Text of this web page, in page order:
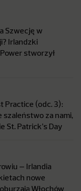
Szwecję w
Irlandzki
stworzył
Practice (odc. 3):
szaleństwo za nami,
St. Patrick’s Day
– Irlandia
nowe
Włochów